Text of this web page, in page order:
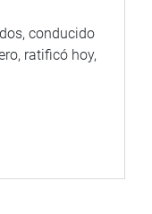
conducido
ratificó hoy,